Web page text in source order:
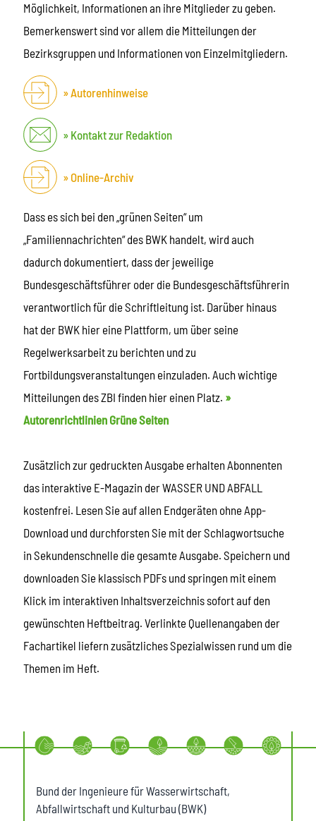
Möglichkeit, Informationen an ihre Mitglieder zu geben.
Bemerkenswert sind vor allem die Mitteilungen der
Bezirksgruppen und Informationen von Einzelmitgliedern.
Autorenhinweise
Kontakt zur Redaktion
Online-Archiv
Dass es sich bei den „grünen Seiten“ um
„Familiennachrichten“ des BWK handelt, wird auch
dadurch dokumentiert, dass der jeweilige
Bundesgeschäftsführer oder die Bundesgeschäftsführerin
verantwortlich für die Schriftleitung ist. Darüber hinaus
hat der BWK hier eine Plattform, um über seine
Regelwerksarbeit zu berichten und zu
Fortbildungsveranstaltungen einzuladen. Auch wichtige
Mitteilungen des ZBI finden hier einen Platz. »
Autorenrichtlinien Grüne Seiten
Zusätzlich zur gedruckten Ausgabe erhalten Abonnenten
das interaktive E-Magazin der WASSER UND ABFALL
kostenfrei. Lesen Sie auf allen Endgeräten ohne App-
Download und durchforsten Sie mit der Schlagwortsuche
in Sekundenschnelle die gesamte Ausgabe. Speichern und
downloaden Sie klassisch PDFs und springen mit einem
Klick im interaktiven Inhaltsverzeichnis sofort auf den
gewünschten Heftbeitrag. Verlinkte Quellenangaben der
Fachartikel liefern zusätzliches Spezialwissen rund um die
Themen im Heft.
Bund der Ingenieure für Wasserwirtschaft,
Abfallwirtschaft und Kulturbau (BWK)